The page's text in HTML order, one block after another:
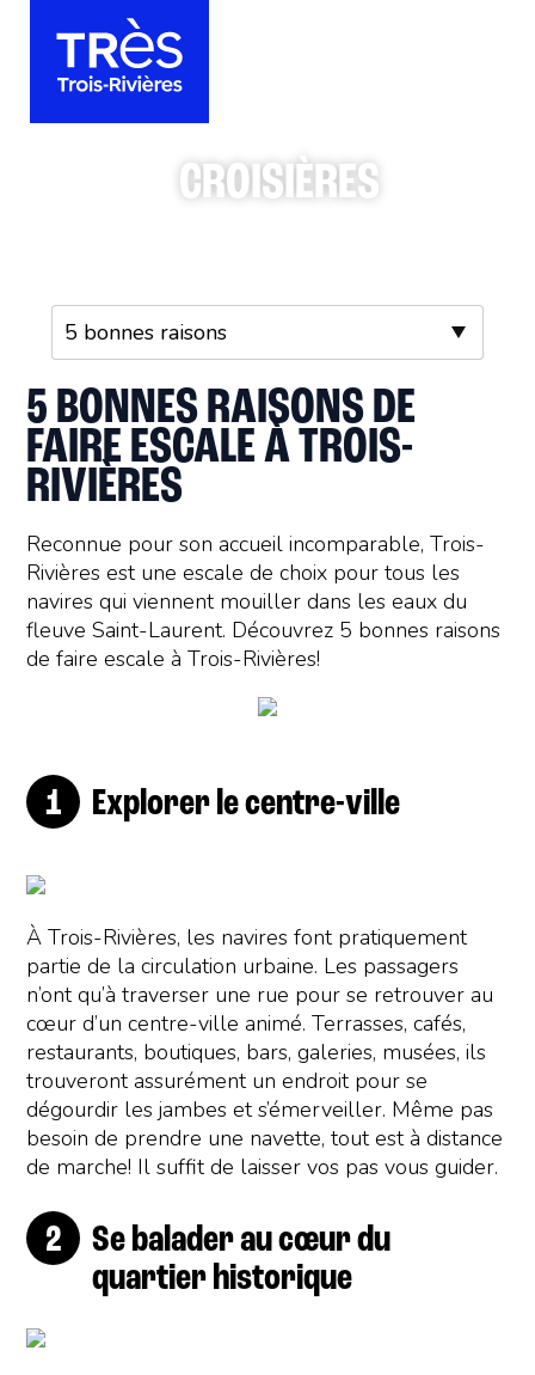
CROISIÈRES
5 BONNES RAISONS DE
FAIRE ESCALE À TROIS-
RIVIÈRES
Reconnue pour son accueil incomparable, Trois-
Rivières est une escale de choix pour tous les
navires qui viennent mouiller dans les eaux du
fleuve Saint-Laurent. Découvrez 5 bonnes raisons
de faire escale à Trois-Rivières!
Explorer le centre-ville
À Trois-Rivières, les navires font pratiquement
partie de la circulation urbaine. Les passagers
n’ont qu’à traverser une rue pour se retrouver au
cœur d’un centre-ville animé. Terrasses, cafés,
restaurants, boutiques, bars, galeries, musées, ils
trouveront assurément un endroit pour se
dégourdir les jambes et s’émerveiller. Même pas
besoin de prendre une navette, tout est à distance
de marche! Il suffit de laisser vos pas vous guider.
Se balader au cœur du
quartier historique